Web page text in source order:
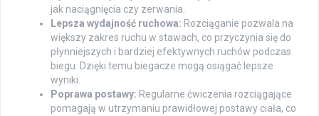
jak naciągnięcia czy zerwania.
Lepsza wydajność ruchowa: Rozciąganie pozwala na
większy zakres ruchu w stawach, co przyczynia się do
płynniejszych i bardziej efektywnych ruchów podczas
biegu. Dzięki temu biegacze mogą osiągać lepsze
wyniki.
Poprawa postawy: Regularne ćwiczenia rozciągające
pomagają w utrzymaniu prawidłowej postawy ciała, co